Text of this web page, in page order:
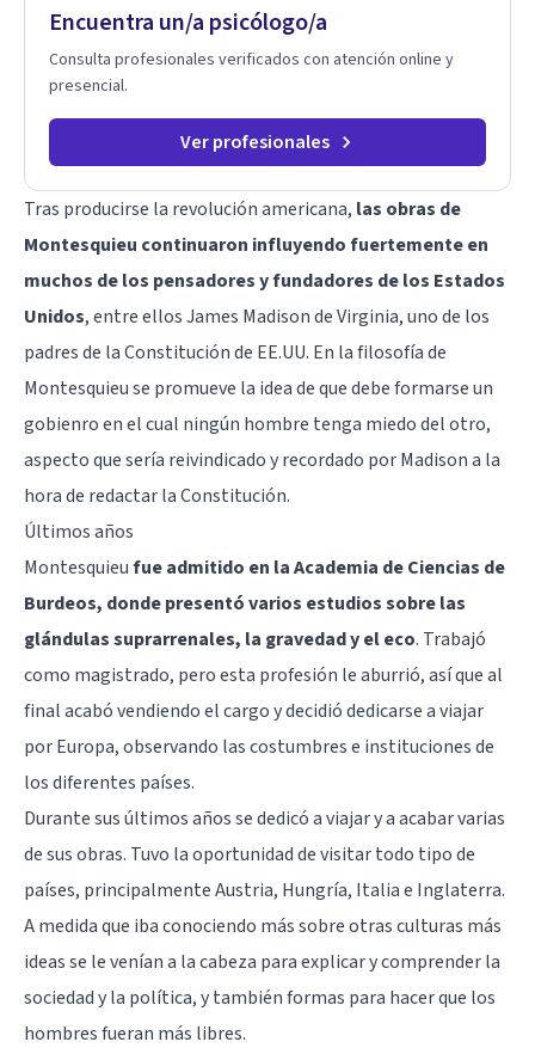
Encuentra un/a psicólogo/a
Consulta profesionales verificados con atención online y
presencial.
Ver profesionales
Tras producirse la revolución americana, las obras de
Montesquieu continuaron influyendo fuertemente en
muchos de los pensadores y fundadores de los Estados
Unidos, entre ellos James Madison de Virginia, uno de los
padres de la Constitución de EE.UU. En la filosofía de
Montesquieu se promueve la idea de que debe formarse un
gobienro en el cual ningún hombre tenga miedo del otro,
aspecto que sería reivindicado y recordado por Madison a la
hora de redactar la Constitución.
Últimos años
Montesquieufue admitido en la Academia de Ciencias de
Burdeos, donde presentó varios estudios sobre las
glándulas suprarrenales, la gravedad y el eco. Trabajó
como magistrado, pero esta profesión le aburrió, así que al
final acabó vendiendo el cargo y decidió dedicarse a viajar
por Europa, observando las costumbres e instituciones de
los diferentes países.
Durante sus últimos años se dedicó a viajar y a acabar varias
de sus obras. Tuvo la oportunidad de visitar todo tipo de
países, principalmente Austria, Hungría, Italia e Inglaterra.
A medida que iba conociendo más sobre otras culturas más
ideas se le venían a la cabeza para explicar y comprender la
sociedad y la política, y también formas para hacer que los
hombres fueran más libres.